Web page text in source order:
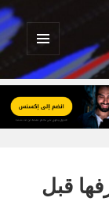
القائمة
والودجات
قبل